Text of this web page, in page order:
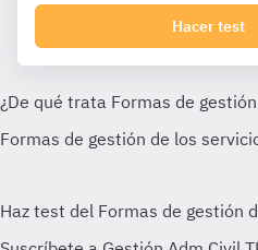
Hacer test